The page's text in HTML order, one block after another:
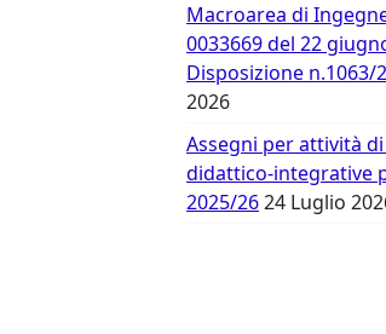
Macroarea di
0033669 del 22
Disposizione n.1063/
2026
Assegni per attività
didattico-integrative
2025/2624 Luglio